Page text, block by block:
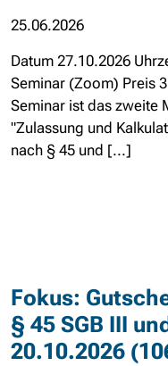
25.06.2026
Datum 27.10.2026
Seminar (Zoom) Preis
Seminar ist das zweite
"Zulassung und
nach § 45 und [...]
Fokus:
§ 45 SGB III
20.10.2026